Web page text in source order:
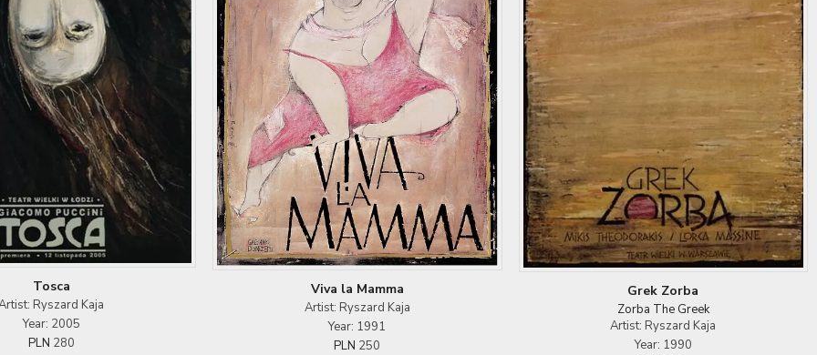
Tosca
Ryszard Kaja
Year: 2005
PLN 280
Viva la Mamma
Artist: Ryszard Kaja
Year: 1991
PLN 250
Grek Zorba
Zorba The Greek
Artist: Ryszard Kaja
Year: 1990